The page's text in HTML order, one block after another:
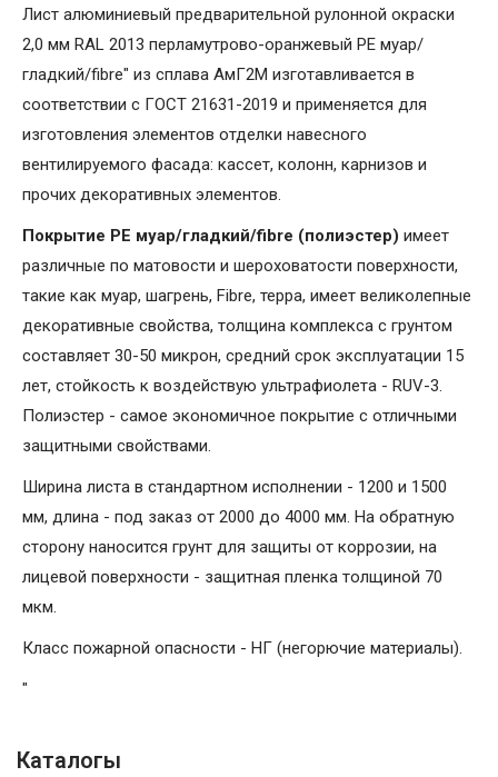
Лист алюминиевый предварительной рулонной окраски
2,0 мм RAL 2013 перламутрово-оранжевый PE муар/
гладкий/fibre" из сплава АмГ2М изготавливается в
соответствии с ГОСТ 21631-2019 и применяется для
изготовления элементов отделки навесного
вентилируемого фасада: кассет, колонн, карнизов и
прочих декоративных элементов.
Покрытие PE муар/гладкий/fibre (полиэстер) имеет
различные по матовости и шероховатости поверхности,
такие как муар, шагрень, Fibrе, терра, имеет великолепные
декоративные свойства, толщина комплекса с грунтом
составляет 30-50 микрон, средний срок эксплуатации 15
лет, стойкость к воздействую ультрафиолета - RUV-3.
Полиэстер - самое экономичное покрытие с отличными
защитными свойствами.
Ширина листа в стандартном исполнении - 1200 и 1500
мм, длина - под заказ от 2000 до 4000 мм. На обратную
сторону наносится грунт для защиты от коррозии, на
лицевой поверхности - защитная пленка толщиной 70
мкм.
Класс пожарной опасности - НГ (негорючие материалы).
"
Каталогы